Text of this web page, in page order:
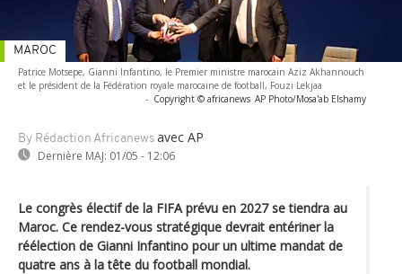
Patrice Motsepe, Gianni Infantino, le Premier ministre marocain Aziz Akhannouch
et le président de la Fédération royale marocaine de football, Fouzi Lekjaa
- Copyright © africanews AP Photo/Mosa'ab Elshamy
By Rédaction Africanews avec AP
Dernière MAJ: 01/05 - 12:06
MAROC
Le congrès électif de la FIFA prévu en 2027 se tiendra au
Maroc. Ce rendez-vous stratégique devrait entériner la
réélection de Gianni Infantino pour un ultime mandat de
quatre ans à la tête du football mondial.